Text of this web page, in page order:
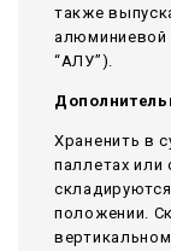
также
алюминиевой
“АЛУ”).
Храненить в
паллетах или
положении.